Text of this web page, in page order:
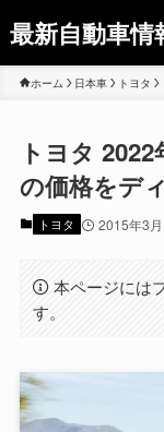
最新自動車情
ホーム 日本車 トヨタ
トヨタ
の価格をデ
トヨタ 2015年3
本ページには
す。